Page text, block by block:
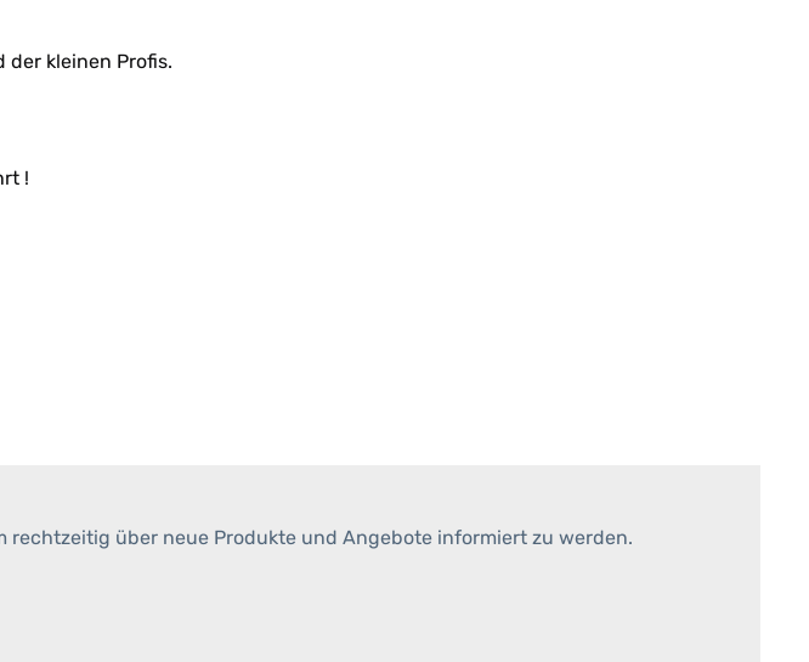
kleinen Profis.
!
über neue Produkte und Angebote informiert zu werden.